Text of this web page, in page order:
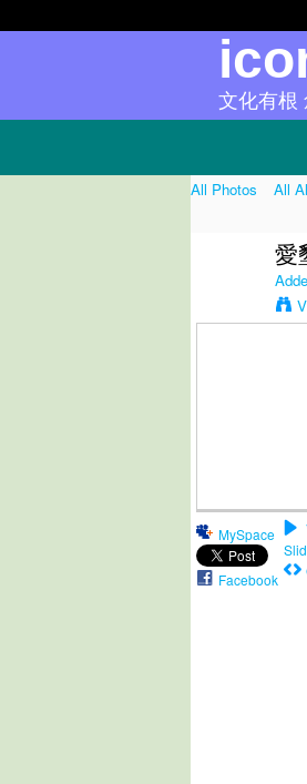
文化有根
All Photos All
愛
MySpace
Facebook